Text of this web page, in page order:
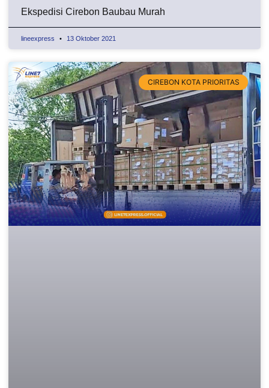
Ekspedisi Cirebon Baubau Murah
lineexpress 13 Oktober 2021
CIREBON KOTA PRIORITAS